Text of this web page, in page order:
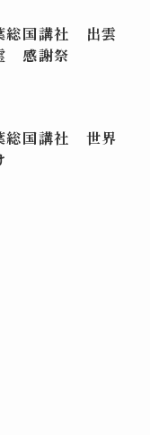
総国講社 出雲
感謝祭
総国講社 世界